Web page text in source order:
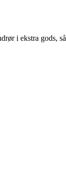
i ekstra gods,